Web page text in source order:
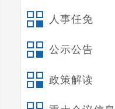
人事任免
公示公告
政策解读